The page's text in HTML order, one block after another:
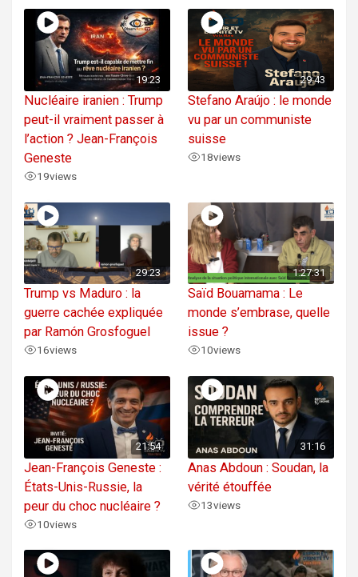
19:23
Nucléaire iranien : Trump
peut-il vraiment passer à
l’action ? Jean-François
Geneste
19views
29:43
Stefano Araújo : le monde
vu par un communiste
suisse
18views
29:23
Trump vs Maduro : la
guerre cachée expliquée
par Ramón Grosfoguel
16views
1:27:31
Saïd Bouamama : Le
monde s’embrase, quelle
issue ?
10views
21:54
Jean-François Geneste :
États-Unis-Russie, la
peur du choc nucléaire ?
10views
31:16
Anas Abdoun : Soudan, la
vérité étouffée
13views